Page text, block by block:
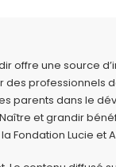
offre une source
des professionnels
parents dans le
et grandir
Fondation Lucie et